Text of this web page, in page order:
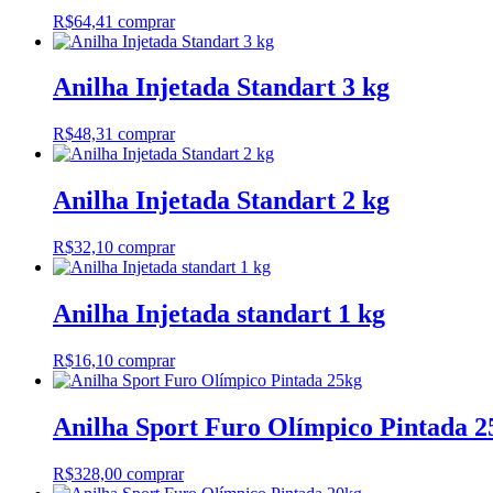
R$64,41 comprar
Anilha Injetada Standart 3 kg
R$48,31 comprar
Anilha Injetada Standart 2 kg
R$32,10 comprar
Anilha Injetada standart 1 kg
R$16,10 comprar
Anilha Sport Furo Olímpico Pintada
R$328,00 comprar